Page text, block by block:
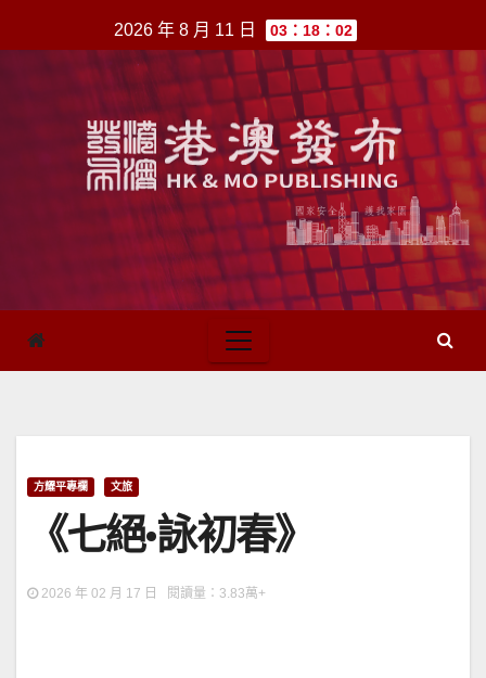
至
2026 年 8 月 11 日 03：18：02
方耀平專欄 文旅
《七絕·詠初春》
2026 年 02 月 17 日 閱讀量：3.83萬+